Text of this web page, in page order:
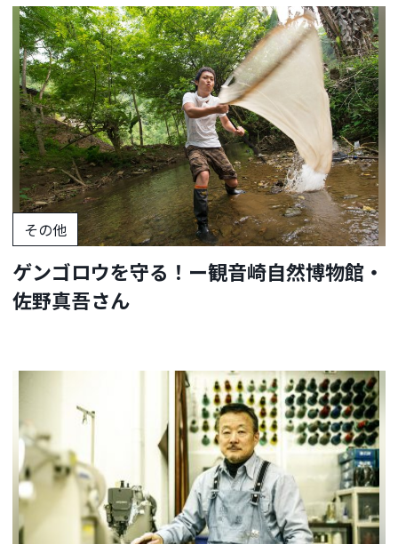
その他
ゲンゴロウを守る！ー観音崎自然博物館・
佐野真吾さん